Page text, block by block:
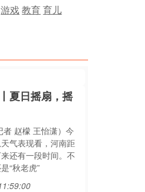
游戏教育育儿
夏日摇扇，摇
者 赵檬 王怡潇）今
气表现看，河南距
还有一段时间。不
“秋老虎”